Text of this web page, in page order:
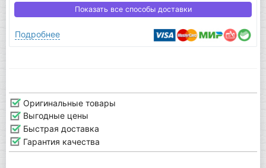
Показать все способы доставки
Подробнее
Оригинальные товары
Выгодные цены
Быстрая доставка
Гарантия качества